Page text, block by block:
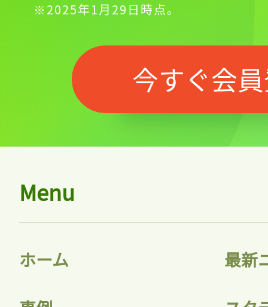
※2025年1月29日時点。
今すぐ会
Menu
ホーム 最新